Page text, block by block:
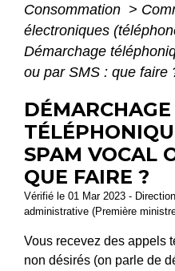
Consommation >
électroniques
Démarchage
ou par SMS : que faire
DÉMARCHAGE
SPAM VOCAL
QUE FAIRE ?
Vérifié le 01 Mar 2023 -
administrative (Première
Vous recevez des appels
non désirés (on parle de